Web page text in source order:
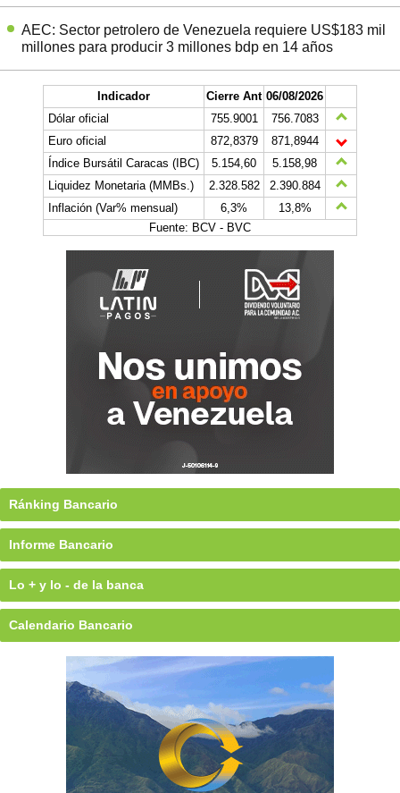
AEC: Sector petrolero de Venezuela requiere US$183 mil
millones para producir 3 millones bdp en 14 años
Indicador Cierre Ant 06/08/2026
Dólar oficial
755.9001
756.7083
Euro oficial
872,8379
871,8944
Índice Bursátil Caracas (IBC)
5.154,60
5.158,98
Liquidez Monetaria (MMBs.)
2.328.582
2.390.884
Inflación (Var% mensual)
6,3%
13,8%
Fuente: BCV - BVC
Ránking Bancario
Informe Bancario
Lo + y lo - de la banca
Calendario Bancario